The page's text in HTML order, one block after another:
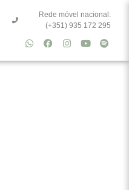
Rede móvel nacional:
(+351) 935 172 295